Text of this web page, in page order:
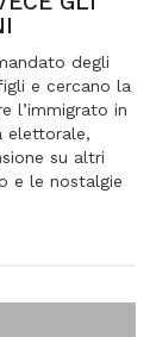
degli
e cercano la
l’immigrato in
elettorale,
su altri
e le nostalgie